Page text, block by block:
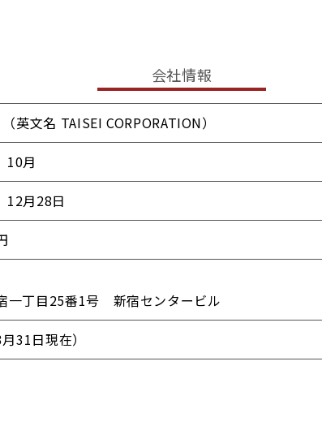
会社情報
英文名 TAISEI CORPORATION）
10月
12月28日
一丁目25番1号 新宿センタービル
31日現在）